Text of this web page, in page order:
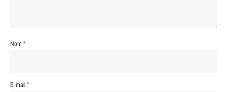
Nom*
E-mail*